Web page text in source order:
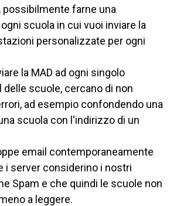
farne una
scuola in cui vuoi inviare la
personalizzate per ogni
la MAD ad ogni singolo
delle scuole, cercano di non
ad esempio confondendo una
scuola con l'indirizzo di un
email contemporaneamente
i server considerino i nostri
Spam e che quindi le scuole non
a leggere.